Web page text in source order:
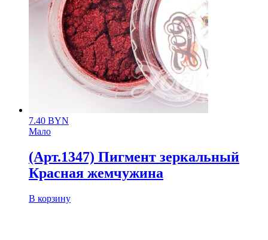
7.40 BYN
Мало
(Арт.1347) Пигмент зеркальный
Красная жемчужина
В корзину